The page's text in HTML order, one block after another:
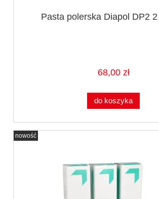
Pasta polerska Diapol DP2
68,00 zł
do koszyka
nowość